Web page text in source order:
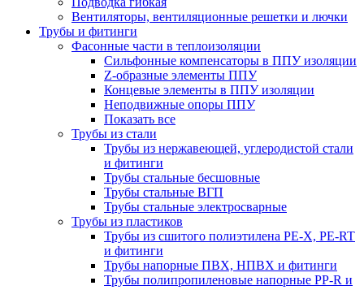
Вентиляторы, вентиляционные решетки и лючки
Трубы и фитинги
Фасонные части в теплоизоляции
Cильфонные компенсаторы в ППУ изоляции
Z-образные элементы ППУ
Концевые элементы в ППУ изоляции
Неподвижные опоры ППУ
Показать все
Трубы из стали
Трубы из нержавеющей, углеродистой стали
и фитинги
Трубы стальные бесшовные
Трубы стальные ВГП
Трубы стальные электросварные
Трубы из пластиков
Трубы из сшитого полиэтилена PE-X, PE-RT
и фитинги
Трубы напорные ПВХ, НПВХ и фитинги
Трубы полипропиленовые напорные PP-R и